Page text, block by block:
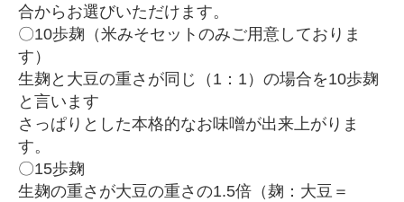
合からお選びいただけます。
〇10歩麹（米みそセットのみご用意しておりま
す）
生麹と大豆の重さが同じ（1：1）の場合を10歩麹
と言います
さっぱりとした本格的なお味噌が出来上がりま
す。
〇15歩麹
生麹の重さが大豆の重さの1.5倍（麹：大豆＝